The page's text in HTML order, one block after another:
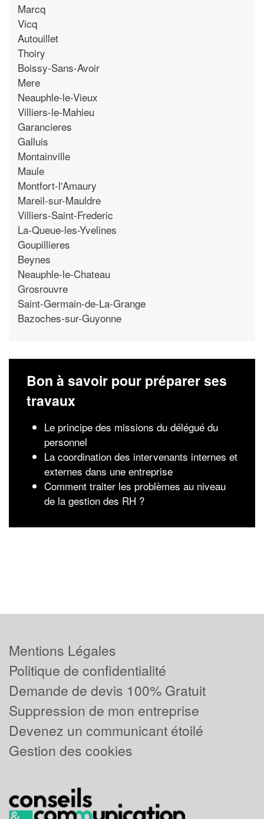
Marcq
Vicq
Autouillet
Thoiry
Boissy-Sans-Avoir
Mere
Neauphle-le-Vieux
Villiers-le-Mahieu
Garancieres
Galluis
Montainville
Maule
Montfort-l'Amaury
Mareil-sur-Mauldre
Villiers-Saint-Frederic
La-Queue-les-Yvelines
Goupillieres
Beynes
Neauphle-le-Chateau
Grosrouvre
Saint-Germain-de-La-Grange
Bazoches-sur-Guyonne
Bon à savoir pour préparer ses
travaux
Le principe des missions du délégué du
personnel
La coordination des intervenants internes et
externes dans une entreprise
Comment traiter les problèmes au niveau
de la gestion des RH ?
Mentions Légales
Politique de confidentialité
Demande de devis 100% Gratuit
Suppression de mon entreprise
Devenez un communicant étoilé
Gestion des cookies